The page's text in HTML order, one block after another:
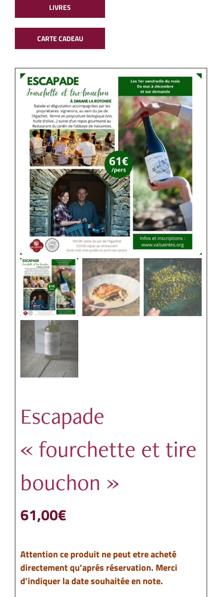
LIVRES
CARTE CADEAU
Escapade
« fourchette et tire
bouchon »
61,00€
Attention ce produit ne peut etre acheté
directement qu’aprés réservation. Merci
d’indiquer la date souhaitée en note.